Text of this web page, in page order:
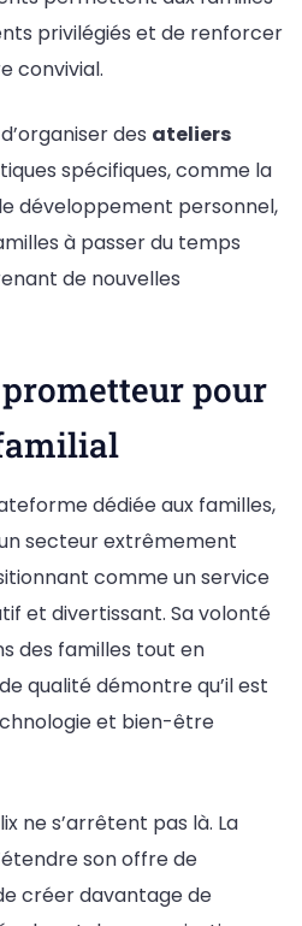
privilégiés et de renforcer
convivial.
des ateliers
spécifiques, comme la
développement personnel,
à passer du temps
de nouvelles
pour
dédiée aux familles,
secteur extrêmement
comme un service
et divertissant. Sa volonté
des familles tout en
qualité démontre qu’il est
et bien-être
ne s’arrêtent pas là. La
son offre de
créer davantage de